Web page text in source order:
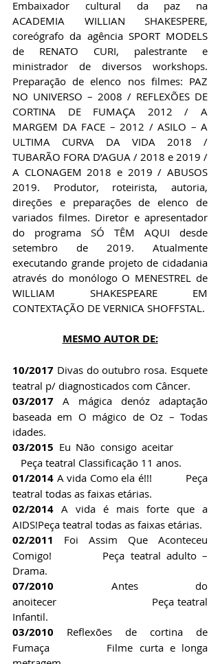
Embaixador cultural da paz na
ACADEMIA WILLIAN SHAKESPERE,
coreógrafo da agência SPORT MODELS
de RENATO CURI, palestrante e
ministrador de diversos workshops.
Preparação de elenco nos filmes: PAZ
NO UNIVERSO – 2008 / REFLEXÕES DE
CORTINA DE FUMAÇA 2012 / A
MARGEM DA FACE – 2012 / ASILO – A
ULTIMA CURVA DA VIDA 2018 /
TUBARÃO FORA D’AGUA / 2018 e 2019 /
A CLONAGEM 2018 e 2019 / ABUSOS
2019. Produtor, roteirista, autoria,
direções e preparações de elenco de
variados filmes. Diretor e apresentador
do programa SÓ TÊM AQUI desde
setembro de 2019. Atualmente
executando grande projeto de cidadania
através do monólogo O MENESTREL de
WILLIAM SHAKESPEARE EM
CONTEXTAÇÃO DE VERNICA SHOFFSTAL.
MESMO AUTOR DE:
10/2017 Divas do outubro rosa. Esquete
teatral p/ diagnosticados com Câncer.
03/2017 A mágica denóz adaptação
baseada em O mágico de Oz – Todas
idades.
03/2015 Eu Não consigo aceitar
Peça teatral Classificação 11 anos.
01/2014 A vida Como ela é!!!           Peça
teatral todas as faixas etárias.
02/2014 A vida é mais forte que a
AIDS!Peça teatral todas as faixas etárias.
02/2011 Foi Assim Que Aconteceu
Comigo!         Peça teatral adulto –
Drama.
07/2010 Antes do
anoitecer                            Peça teatral
Infantil.
03/2010 Reflexões de cortina de
Fumaça         Filme curta e longa